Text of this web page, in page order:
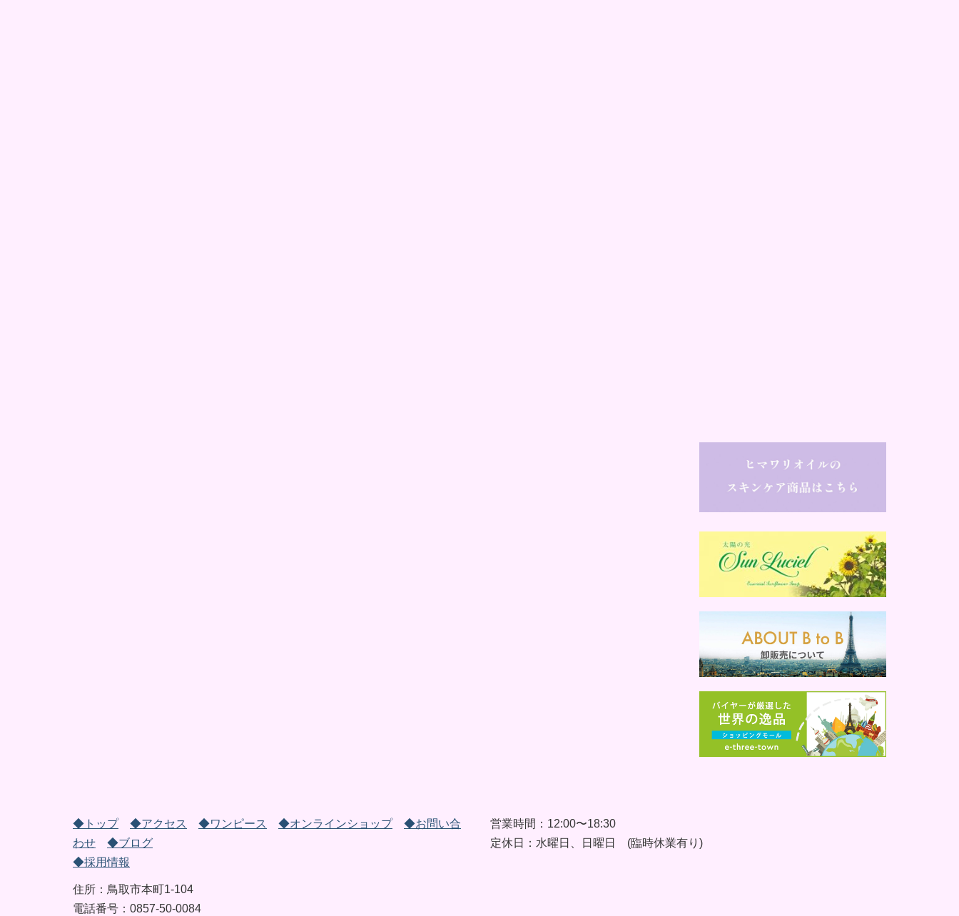
◆トップ ◆アクセス ◆ワンピース ◆オンラインショップ
◆お問い合
わせ
◆ブログ
◆採用情報
住所：鳥取市本町1-104
電話番号：0857-50-0084
営業時間：12:00〜18:30
定休日：水曜日、日曜日 (臨時休業有り)